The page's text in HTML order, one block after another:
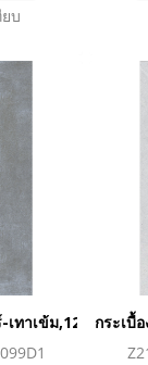
บ
เทาเข้ม,12x24 DN
กระเบื้